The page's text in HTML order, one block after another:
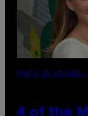
PHOTO BY
4 of the